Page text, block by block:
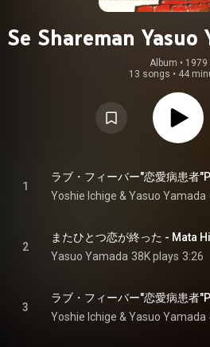
Se Shareman Yasuo
Album • 1979
13 songs • 44
1
Yoshie Ichige & Yasuo Yamada
2
Yasuo Yamada 38K plays 3:26
3
Yoshie Ichige & Yasuo Yamada